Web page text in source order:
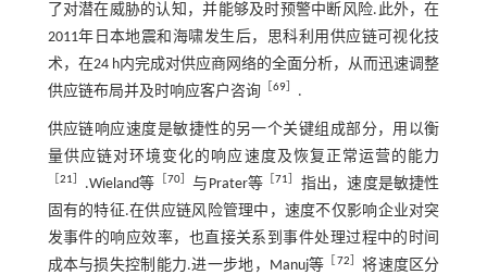
了对潜在威胁的认知，并能够及时预警中断风险.此外，在
2011年日本地震和海啸发生后，思科利用供应链可视化技
术，在24 h内完成对供应商网络的全面分析，从而迅速调整
供应链布局并及时响应客户咨询［ 69］ .
供应链响应速度是敏捷性的另一个关键组成部分，用以衡
量供应链对环境变化的响应速度及恢复正常运营的能力
21 .Wieland等 70］ 与Prater等 ［71
指出，速度是敏捷性
固有的特征.在供应链风险管理中，速度不仅影响企业对突
发事件的响应效率，也直接关系到事件处理过程中的时间
成本与损失控制能力.进一步地，Manuj等
72 ］将速度区分